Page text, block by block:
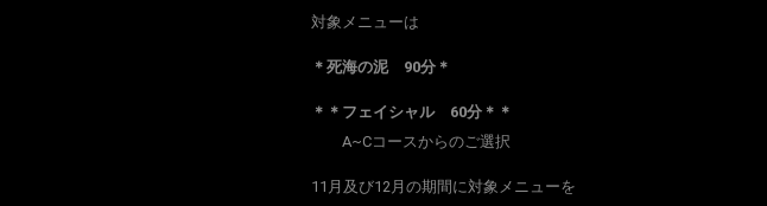
対象メニューは
＊死海の泥 90分＊
＊＊フェイシャル 60分＊＊
A~Cコースからのご選択
11月及び12月の期間に対象メニューを